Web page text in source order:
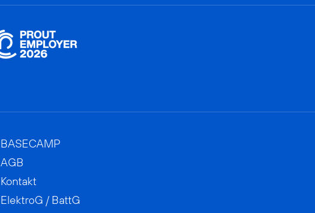
BASECAMP
AGB
Kontakt
ElektroG / BattG